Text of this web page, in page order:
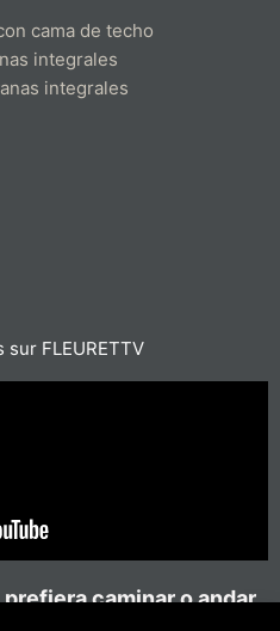
cama de techo
integrales
integrales
FLEURETTV
caminar o andar